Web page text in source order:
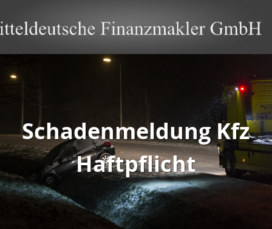
Schadenmeldung Kfz
Haftpflicht